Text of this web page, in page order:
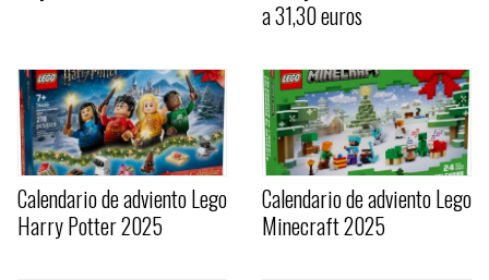
a 31,30 euros
Calendario de adviento Lego
Harry Potter 2025
Calendario de adviento Lego
Minecraft 2025